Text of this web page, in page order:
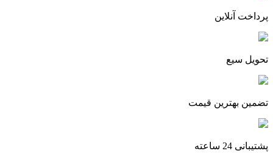
پرداخت آنلاین
تحویل سیع
تضمین بهترین قیمت
پشتیبانی 24 ساعته